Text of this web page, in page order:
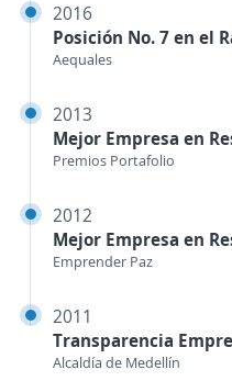
2016
Posición No. 7 en el
Aequales
2013
Mejor Empresa en
Premios Portafolio
2012
Mejor Empresa en
Emprender Paz
2011
Transparencia
Alcaldía de Medellín